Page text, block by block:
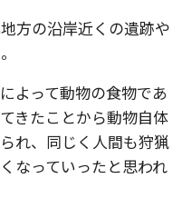
方の沿岸近くの遺跡や
よって動物の食物であ
きたことから動物自体
れ、同じく人間も狩猟
なっていったと思われ